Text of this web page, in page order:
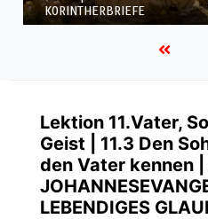
KORINTHERBRIEFE
Lektion 11.Vater,
Geist | 11.3 Den
den Vater kennen |
LEBENDIGES